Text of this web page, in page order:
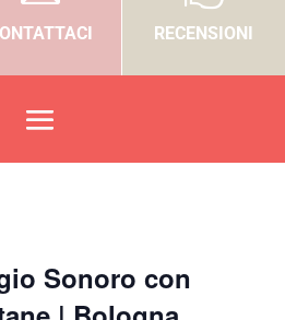
RECENSIONI
Sonoro con